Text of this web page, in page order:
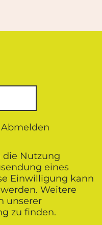
Abmelden
Nutzung
eines
Einwilligung kann
Weitere
unserer
zu finden.